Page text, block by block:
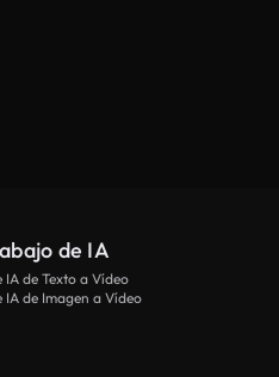
de IA
IA de Texto a Vídeo
IA de Imagen a Vídeo